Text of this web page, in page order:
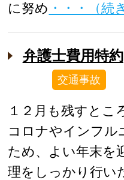
に努め ・・・（続
弁護士費用特約
交通事故
１２月も残すとこ
コロナやインフル
ため、よい年末を
理をしっかり行